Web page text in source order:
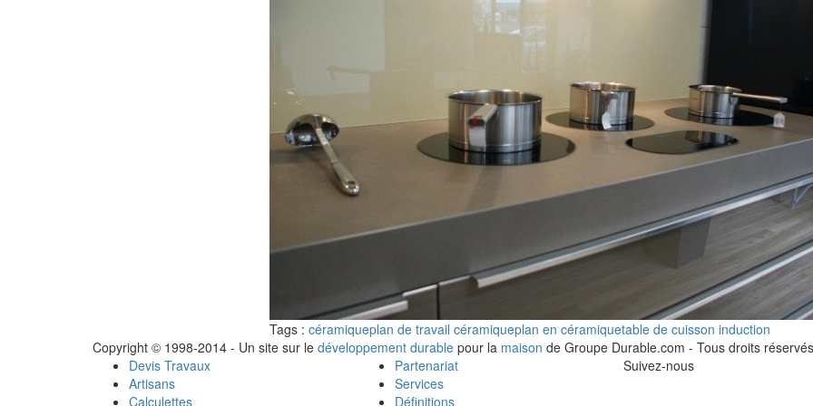
Tags : céramiqueplan de travail céramiqueplan en céramiquetable de cuisson induction
Copyright © 1998-2014 - Un site sur le développement durable pour la maison de Groupe Durable.com - Tous droits
Devis Travaux
Artisans
Calculettes
Partenariat
Services
Définitions
Suivez-nous